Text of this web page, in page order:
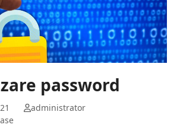
password
administrator